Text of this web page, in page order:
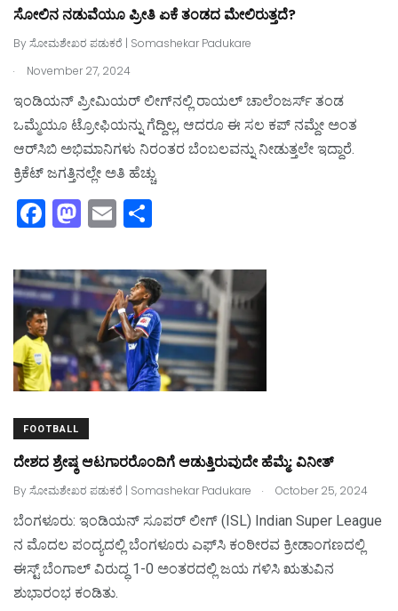
ಸೋಲಿನ ನಡುವೆಯೂ ಪ್ರೀತಿ ಏಕೆ ತಂಡದ ಮೇಲಿರುತ್ತದೆ?
Byಸೋಮಶೇಖರ ಪಡುಕರೆ | Somashekar Padukare
.
November 27, 2024
ಇಂಡಿಯನ್‌ ಪ್ರೀಮಿಯರ್‌ ಲೀಗ್‌ನಲ್ಲಿ ರಾಯಲ್‌ ಚಾಲೆಂಜರ್ಸ್‌ ತಂಡ
ಒಮ್ಮೆಯೂ ಟ್ರೋಫಿಯನ್ನು ಗೆದ್ದಿಲ್ಲ, ಆದರೂ ಈ ಸಲ ಕಪ್‌ ನಮ್ದೇ ಅಂತ
ಆರ್‌ಸಿಬಿ ಅಭಿಮಾನಿಗಳು ನಿರಂತರ ಬೆಂಬಲವನ್ನು ನೀಡುತ್ತಲೇ ಇದ್ದಾರೆ.
ಕ್ರಿಕೆಟ್‌ ಜಗತ್ತಿನಲ್ಲೇ ಅತಿ ಹೆಚ್ಚು
F
a
c
e
b
o
o
k
M
a
st
o
d
o
n
E
m
ai
l
ar
e
FOOTBALL
ದೇಶದ ಶ್ರೇಷ್ಠ ಆಟಗಾರರೊಂದಿಗೆ ಆಡುತ್ತಿರುವುದೇ ಹೆಮ್ಮೆ: ವಿನೀತ್‌
Byಸೋಮಶೇಖರ ಪಡುಕರೆ | Somashekar Padukare . October 25, 2024
ಬೆಂಗಳೂರು:‌ ಇಂಡಿಯನ್‌ ಸೂಪರ್‌ ಲೀಗ್‌ (ISL) Indian Super League
ನ ಮೊದಲ ಪಂದ್ಯದಲ್ಲಿ ಬೆಂಗಳೂರು ಎಫ್‌ಸಿ ಕಂಠೀರವ ಕ್ರೀಡಾಂಗಣದಲ್ಲಿ
ಈಸ್ಟ್‌ ಬೆಂಗಾಲ್‌ ವಿರುದ್ಧ 1-0 ಅಂತರದಲ್ಲಿ ಜಯ ಗಳಿಸಿ ಋತುವಿನ
ಶುಭಾರಂಭ ಕಂಡಿತು.